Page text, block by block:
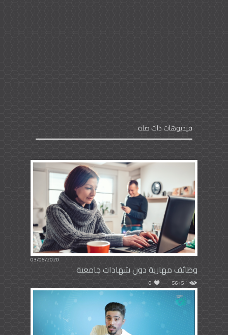
فيديوهات ذات صلة
03/06/2020
وظائف مهارية دون شهادات جامعية
5615
0